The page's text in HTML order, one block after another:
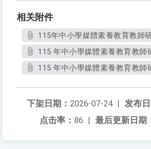
相关附件
115年中小學媒體素養教育教師
115 年中小學媒體素養教育教
115 年中小學媒體素養教育教
发布日
下架日期： 2026-07-24 |
最后更新日期
点击率： 86 |